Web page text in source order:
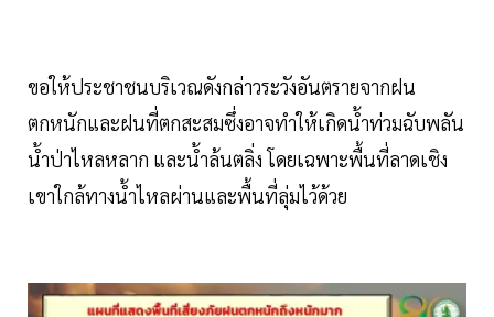
ขอให้ประชาชนบริเวณดังกล่าวระวังอันตรายจากฝน
ตกหนักและฝนที่ตกสะสมซึ่งอาจทำให้เกิดน้ำท่วมฉับพลัน
น้ำป่าไหลหลาก และน้ำล้นตลิ่ง โดยเฉพาะพื้นที่ลาดเชิง
เขาใกล้ทางน้ำไหลผ่านและพื้นที่ลุ่มไว้ด้วย